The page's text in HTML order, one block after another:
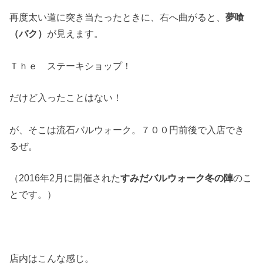
再度太い道に突き当たったときに、右へ曲がると、夢喰
（バク） が見えます。
Ｔｈｅ ステーキショップ！
だけど入ったことはない！
が、そこは流石バルウォーク。７００円前後で入店でき
るぜ。
（2016年2月に開催されたすみだバルウォーク冬の陣のこ
とです。）
店内はこんな感じ。